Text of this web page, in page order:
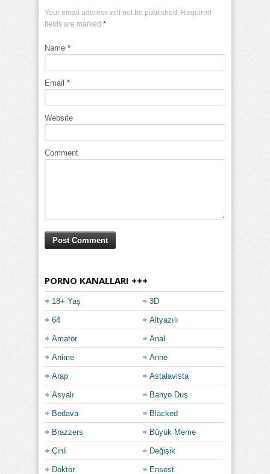
Your email address will not be published. Required
fields are marked *
Name *
Email *
Website
Comment
PORNO KANALLARI +++
18+ Yaş 3D
64 Altyazılı
Amatör Anal
Anime Anne
Arap Astalavista
Asyalı Banyo Duş
Bedava Blacked
Brazzers Büyük Meme
Çinli Değişik
Doktor Ensest